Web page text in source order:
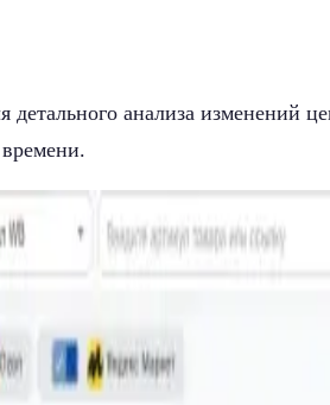
детального анализа